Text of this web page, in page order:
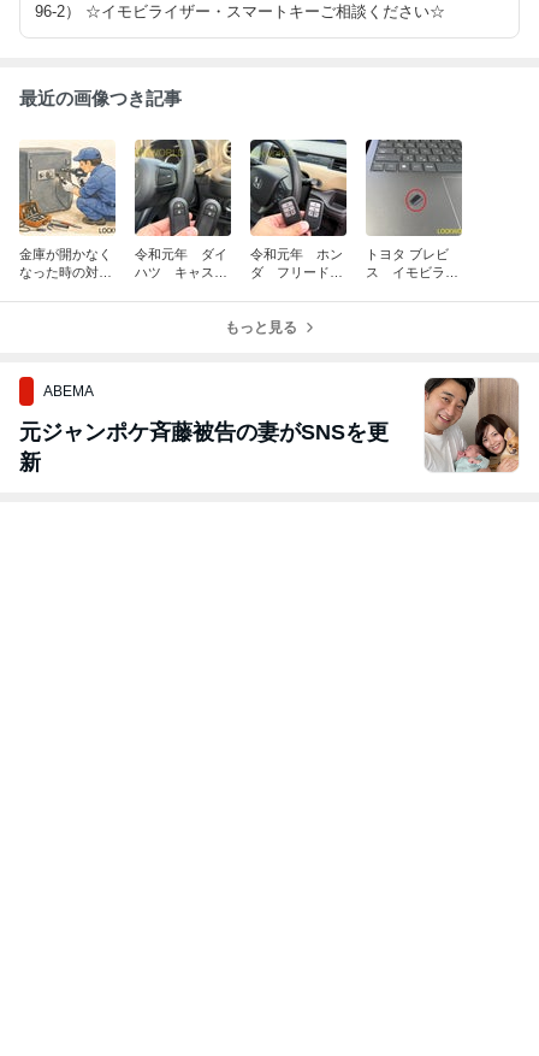
96-2） ☆イモビライザー・スマートキーご相談ください☆
最近の画像つき記事
金庫が開かなく
なった時の対処
令和元年 ダイ
ハツ キャス
令和元年 ホン
ダ フリード
鍵屋
トヨタ ブレビ
ス イモビライ
もっと見る
ABEMA
元ジャンポケ斉藤被告の妻がSNSを更
新